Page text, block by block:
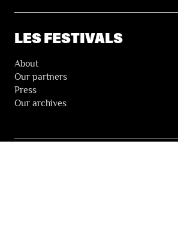
LES FESTIVALS
About
Our partners
Press
Our archives